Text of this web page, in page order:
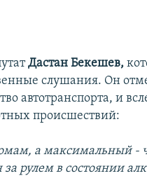
Дастан Бекешев,
слушания. Он
автотранспорта, и
происшествий:
а максимальный -
рулем в состоянии